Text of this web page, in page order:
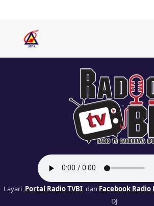
Layari Portal Radio TVBI dan Facebook Radio
DJ